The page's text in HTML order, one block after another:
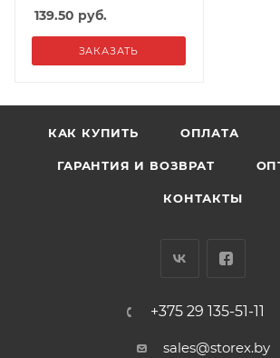
139.50 руб.
ЗАКАЗАТЬ
КАК КУПИТЬ ОПЛАТА
ГАРАНТИЯ И ВОЗВРАТ
КОНТАКТЫ
+375 29 135-51-11
sales@storex.by